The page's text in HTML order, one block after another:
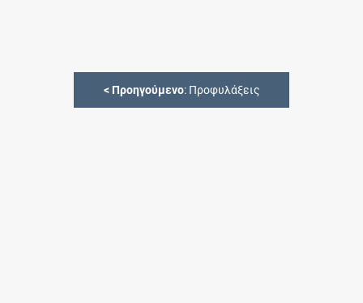
< Προηγούμενο: Προφυλάξεις